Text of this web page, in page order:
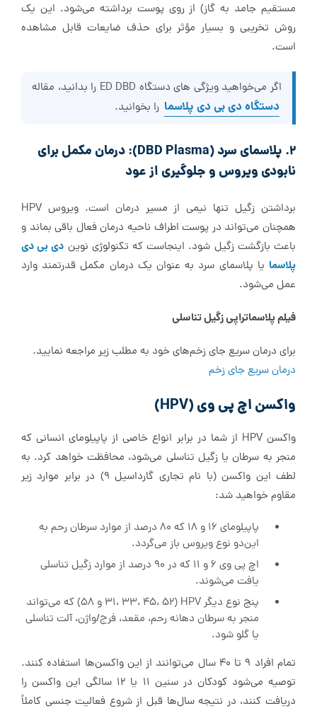
مستقیم جامد به گاز) از روی پوست برداشته می‌شود. این یک
روش تخریبی و بسیار مؤثر برای حذف ضایعات قابل مشاهده
است.
اگر می‌خواهید ویژگی های دستگاه ED DBD را بدانید، مقاله
دستگاه دی بی دی پلاسما را بخوانید.
۲. پلاسمای سرد (DBD Plasma): درمان مکمل برای
نابودی ویروس و جلوگیری از عود
برداشتن زگیل تنها نیمی از مسیر درمان است. ویروس HPV
همچنان می‌تواند در پوست اطراف ناحیه درمان فعال باقی بماند و
باعث بازگشت زگیل شود. اینجاست که تکنولوژی نوین دی بی دی
پلاسما یا پلاسمای سرد به عنوان یک درمان مکمل قدرتمند وارد
عمل می‌شود.
فیلم پلاسماتراپی زگیل تناسلی
برای درمان سریع جای زخم‌های خود به مطلب زیر مراجعه نمایید.
درمان سریع جای زخم
واکسن اچ پی وی (HPV)
واکسن HPV از شما در برابر انواع خاصی از پاپیلومای انسانی که
منجر به سرطان یا زگیل تناسلی می‌شود، محافظت خواهد کرد. به
لطف این واکسن (با نام تجاری گارداسیل 9) در برابر موارد زیر
مقاوم خواهید شد:
پاپیلومای 16 و 18 که 80 درصد از موارد سرطان رحم به
این‌دو نوع ویروس باز می‌گردد.
اچ پی وی 6 و 11 که در 90 درصد از موارد زگیل تناسلی
یافت می‌شوند.
پنج نوع دیگر HPV (31، 33، 45، 52 و 58) که می‌تواند
منجر به سرطان دهانه رحم، مقعد، فرج/واژن، آلت تناسلی
یا گلو شود.
تمام افراد 9 تا 40 سال می‌توانند از این واکسن‌ها استفاده کنند.
توصیه می‌شود کودکان در سنین 11 یا 12 سالگی این واکسن را
دریافت کنند، در نتیجه سال‌‌ها قبل از شروع فعالیت جنسی کاملاً